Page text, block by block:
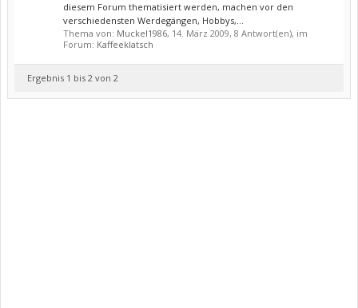
diesem Forum thematisiert werden, machen vor den
verschiedensten Werdegängen, Hobbys,...
Thema von: Muckel1986, 14. März 2009, 8 Antwort(en), im
Forum: Kaffeeklatsch
Ergebnis 1 bis 2 von 2